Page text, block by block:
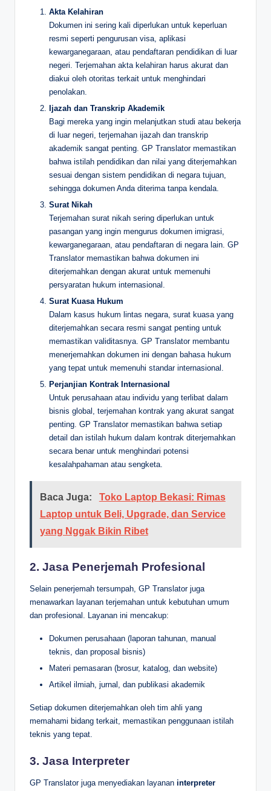
Akta Kelahiran
Dokumen ini sering kali diperlukan untuk keperluan
resmi seperti pengurusan visa, aplikasi
kewarganegaraan, atau pendaftaran pendidikan di luar
negeri. Terjemahan akta kelahiran harus akurat dan
diakui oleh otoritas terkait untuk menghindari
penolakan.
Ijazah dan Transkrip Akademik
Bagi mereka yang ingin melanjutkan studi atau bekerja
di luar negeri, terjemahan ijazah dan transkrip
akademik sangat penting. GP Translator memastikan
bahwa istilah pendidikan dan nilai yang diterjemahkan
sesuai dengan sistem pendidikan di negara tujuan,
sehingga dokumen Anda diterima tanpa kendala.
Surat Nikah
Terjemahan surat nikah sering diperlukan untuk
pasangan yang ingin mengurus dokumen imigrasi,
kewarganegaraan, atau pendaftaran di negara lain. GP
Translator memastikan bahwa dokumen ini
diterjemahkan dengan akurat untuk memenuhi
persyaratan hukum internasional.
Surat Kuasa Hukum
Dalam kasus hukum lintas negara, surat kuasa yang
diterjemahkan secara resmi sangat penting untuk
memastikan validitasnya. GP Translator membantu
menerjemahkan dokumen ini dengan bahasa hukum
yang tepat untuk memenuhi standar internasional.
Perjanjian Kontrak Internasional
Untuk perusahaan atau individu yang terlibat dalam
bisnis global, terjemahan kontrak yang akurat sangat
penting. GP Translator memastikan bahwa setiap
detail dan istilah hukum dalam kontrak diterjemahkan
secara benar untuk menghindari potensi
kesalahpahaman atau sengketa.
Baca Juga:
Toko Laptop Bekasi: Rimas
Laptop untuk Beli, Upgrade, dan Service
yang Nggak Bikin Ribet
2. Jasa Penerjemah Profesional
Selain penerjemah tersumpah, GP Translator juga
menawarkan layanan terjemahan untuk kebutuhan umum
dan profesional. Layanan ini mencakup:
Dokumen perusahaan (laporan tahunan, manual
teknis, dan proposal bisnis)
Materi pemasaran (brosur, katalog, dan website)
Artikel ilmiah, jurnal, dan publikasi akademik
Setiap dokumen diterjemahkan oleh tim ahli yang
memahami bidang terkait, memastikan penggunaan istilah
teknis yang tepat.
3. Jasa Interpreter
GP Translator juga menyediakan layanan interpreter